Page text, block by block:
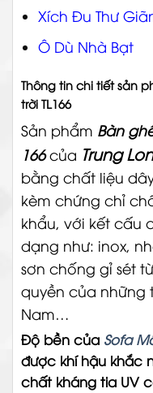
Xích Đu Thư
Ô Dù Nhà Bạt
Thông tin chi tiết sản
trời TL166
Sản phẩm Bàn
166của Trung
bằng chất liệu
kèm chứng chỉ
khẩu, với kết cấu
dạng như: inox,
sơn chống gỉ sét
quyền của những
Nam…
Độ bền của Sofa
được khí hậu khắc
chất kháng tia UV